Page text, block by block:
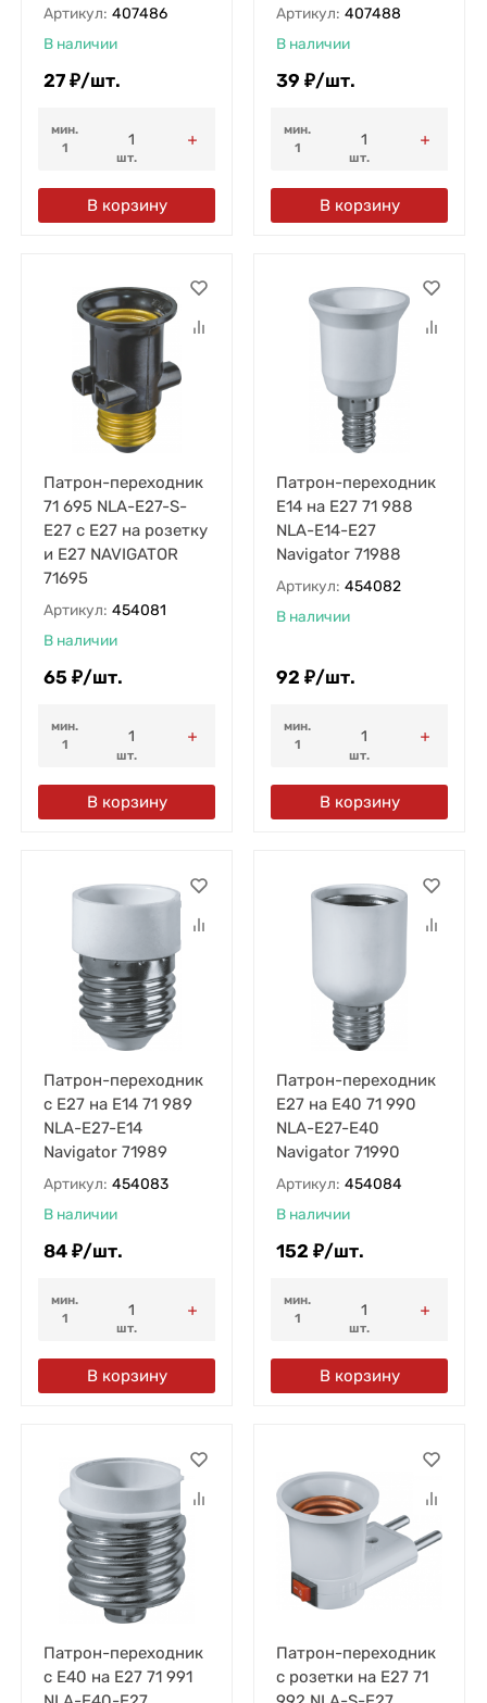
Артикул: 407486
В наличии
27 ₽/шт.
мин.
1
шт.
В корзину
Артикул: 407488
В наличии
39 ₽/шт.
мин.
1
шт.
В корзину
Патрон-переходник
71 695 NLA-E27-S-
E27 с E27 на розетку
и E27 NAVIGATOR
71695
Артикул: 454081
В наличии
65 ₽/шт.
мин.
1
шт.
В корзину
Патрон-переходник
E14 на E27 71 988
NLA-E14-E27
Navigator 71988
Артикул: 454082
В наличии
92 ₽/шт.
мин.
1
шт.
В корзину
Патрон-переходник
с E27 на E14 71 989
NLA-E27-E14
Navigator 71989
Артикул: 454083
В наличии
84 ₽/шт.
мин.
1
шт.
В корзину
Патрон-переходник
E27 на E40 71 990
NLA-E27-E40
Navigator 71990
Артикул: 454084
В наличии
152 ₽/шт.
мин.
1
шт.
В корзину
Патрон-переходник
с E40 на E27 71 991
Патрон-переходник
с розетки на E27 71